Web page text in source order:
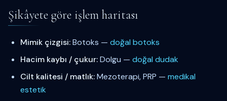
Şikâyete göre işlem haritası
Mimik çizgisi:Botoks — doğal botoks
Hacim kaybı / çukur:Dolgu — doğal dudak
Cilt kalitesi / matlık:Mezoterapi, PRP — medikal
estetik